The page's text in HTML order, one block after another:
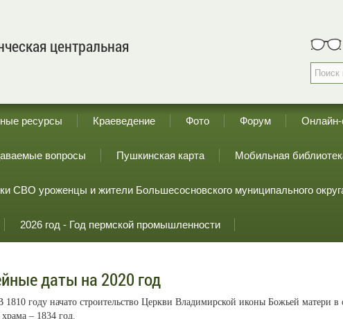
центральная
ресурсы Краеведение Фото Форум Онлайн-
вопросы Пушкинская карта Мобильная
СВО уроженцы и жители Большесосновского муниципального
2026 год - Год пермской промышленности
даты на 2020 год
1810 году начато строительство Церкви Владимирской иконы Божьей матери в
– 1834 год.